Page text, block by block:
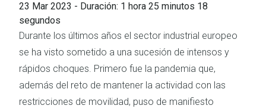
23 Mar 2023 - Duración: 1 hora 25 minutos 18
segundos
Durante los últimos años el sector industrial europeo
se ha visto sometido a una sucesión de intensos y
rápidos choques. Primero fue la pandemia que,
además del reto de mantener la actividad con las
restricciones de movilidad, puso de manifiesto